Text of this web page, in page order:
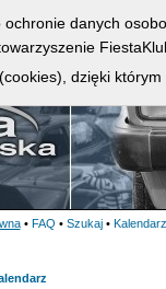
• FAQ • Szukaj • Kalendarz
danych
dzięki